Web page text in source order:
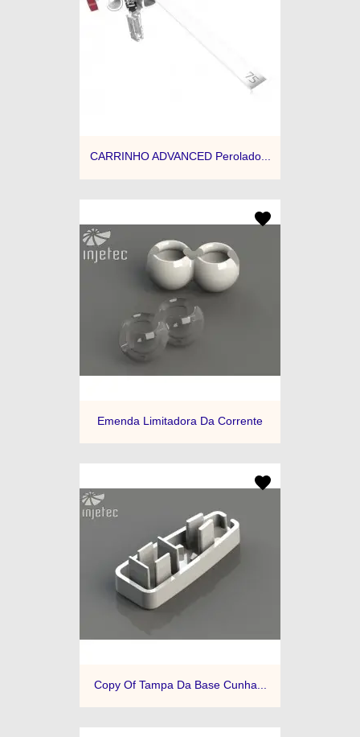
CARRINHO ADVANCED Perolado...
Emenda Limitadora Da Corrente
Copy Of Tampa Da Base Cunha...